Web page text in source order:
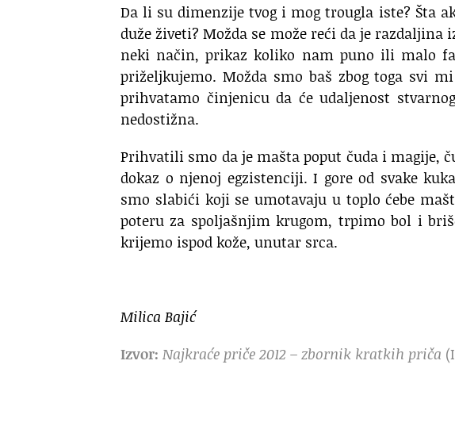
Da li su dimenzije tvog i mog trougla iste? Šta
duže živeti? Možda se može reći da je
neki način, prikaz koliko nam puno ili malo
priželjkujemo. Možda smo baš zbog toga svi
prihvatamo činjenicu da će udaljenost
nedostižna.
Prihvatili smo da je mašta poput čuda i magije,
dokaz o njenoj egzistenciji. I gore od svake
smo slabići koji se umotavaju u toplo ćebe
poteru za spoljašnjim krugom, trpimo bol i
krijemo ispod kože, unutar srca.
Milica Bajić
Izvor: Najkraće priče 2012 – zbornik kratkih priča